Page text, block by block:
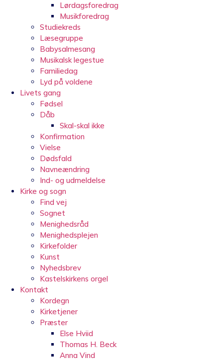
Lørdagsforedrag
Musikforedrag
Studiekreds
Læsegruppe
Babysalmesang
Musikalsk legestue
Familiedag
Lyd på voldene
Livets gang
Fødsel
Dåb
Skal-skal ikke
Konfirmation
Vielse
Dødsfald
Navneændring
Ind- og udmeldelse
Kirke og sogn
Find vej
Sognet
Menighedsråd
Menighedsplejen
Kirkefolder
Kunst
Nyhedsbrev
Kastelskirkens orgel
Kontakt
Kordegn
Kirketjener
Præster
Else Hviid
Thomas H. Beck
Anna Vind